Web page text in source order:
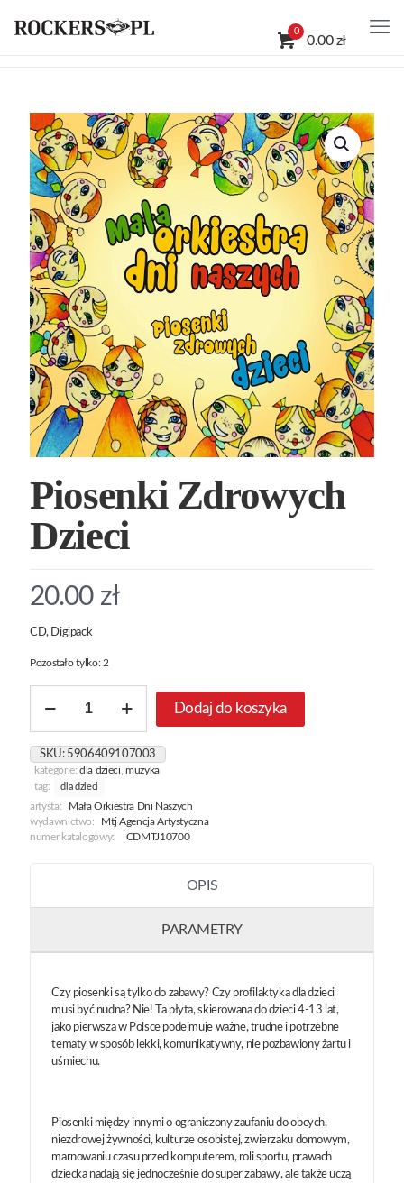
0
0.00 zł
Piosenki Zdrowych
Dzieci
20.00 zł
CD, Digipack
Pozostało tylko: 2
Piosenki
Dzieci
Dodaj do koszyka
SKU: 5906409107003
kategorie:dla dzieci, muzyka
tag:
dla dzieci
artysta:
Mała Orkiestra Dni Naszych
wydawnictwo:
Mtj Agencja Artystyczna
numer katalogowy:
CDMTJ10700
OPIS
PARAMETRY
Czy piosenki są tylko do zabawy? Czy profilaktyka dla dzieci
musi być nudna? Nie! Ta płyta, skierowana do dzieci 4-13 lat,
jako pierwsza w Polsce podejmuje ważne, trudne i potrzebne
tematy w sposób lekki, komunikatywny, nie pozbawiony żartu i
uśmiechu.
Piosenki między innymi o ograniczony zaufaniu do obcych,
niezdrowej żywności, kulturze osobistej, zwierzaku domowym,
marnowaniu czasu przed komputerem, roli sportu, prawach
dziecka nadają się jednocześnie do super zabawy, ale także uczą